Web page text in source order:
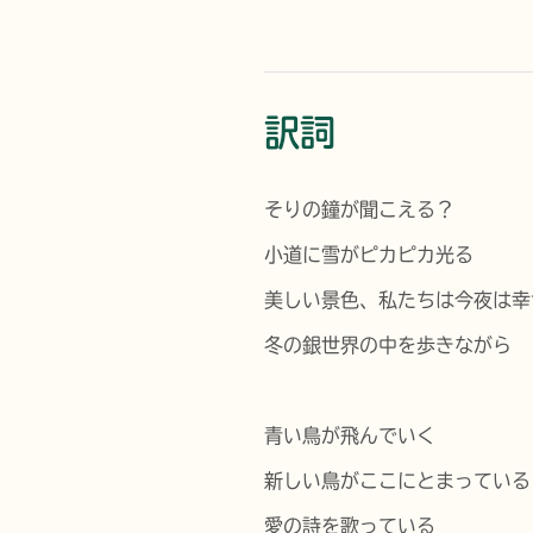
訳詞
そりの鐘が聞こえる？
小道に雪がピカピカ光る
美しい景色、私たちは今夜は
冬の銀世界の中を歩きながら
青い鳥が飛んでいく
新しい鳥がここにとまっている
愛の詩を歌っている